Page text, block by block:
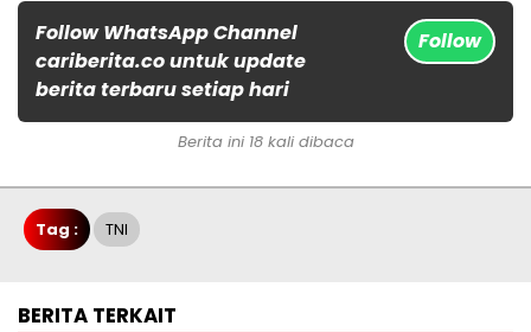
Follow WhatsApp Channel
cariberita.co untuk update
berita terbaru setiap hari
Follow
Berita ini 18 kali dibaca
Tag : TNI
BERITA TERKAIT